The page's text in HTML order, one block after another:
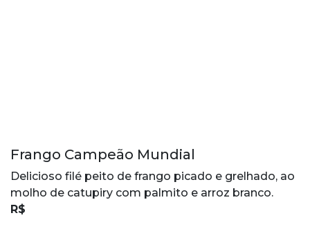
Frango Campeão Mundial
Delicioso filé peito de frango picado e grelhado, ao
molho de catupiry com palmito e arroz branco.
R$